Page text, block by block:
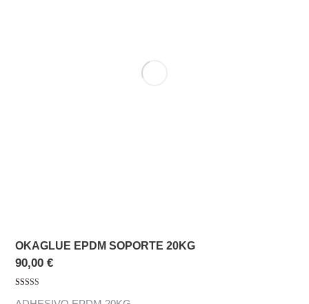
OKAGLUE EPDM SOPORTE 20KG
90,00 €